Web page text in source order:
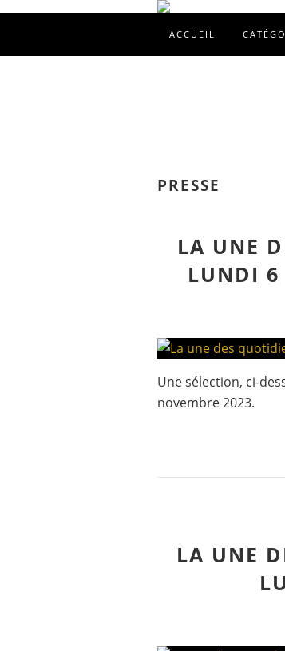
ACCUEIL
PRESSE
LA UNE
LUNDI 6
Une sélection, ci-
novembre 2023.
LA UNE